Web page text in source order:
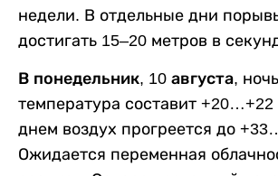
недели. В отдельные дни
достигать 15–20 метров в
В понедельник, 10 августа,
температура составит +20…+22
днем воздух прогреется до
Ожидается переменная